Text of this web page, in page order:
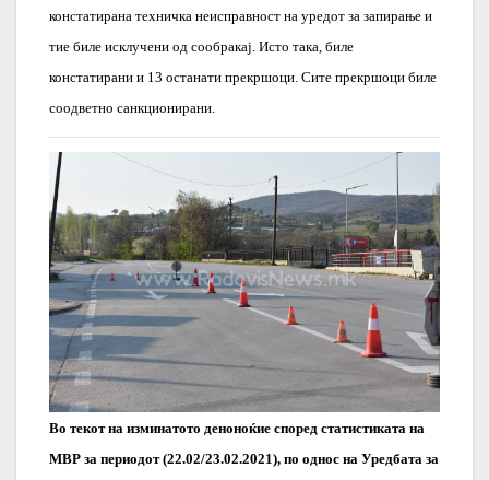
констатирана техничка неисправност на уредот за запирање и
тие биле исклучени од сообракај. Исто така, биле
констатирани и 13 останати прекршоци. Сите прекршоци биле
соодветно санкционирани.
Во текот на изминатото деноноќие според статистиката на
МВР за периодот (22.02/23.02.2021), по однос на Уредбата за